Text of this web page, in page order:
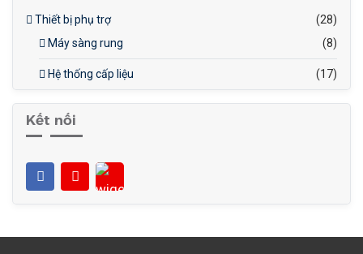
Thiết bị phụ trợ
(28)
Máy sàng rung
(8)
Hệ thống cấp liệu (17)
Kết nối